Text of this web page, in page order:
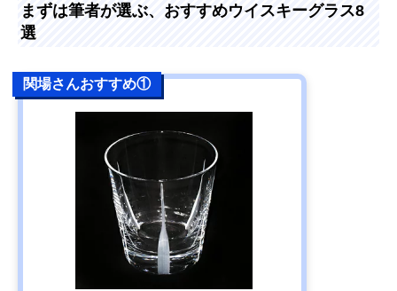
まずは筆者が選ぶ、おすすめウイスキーグラス8
選
関場さんおすすめ①